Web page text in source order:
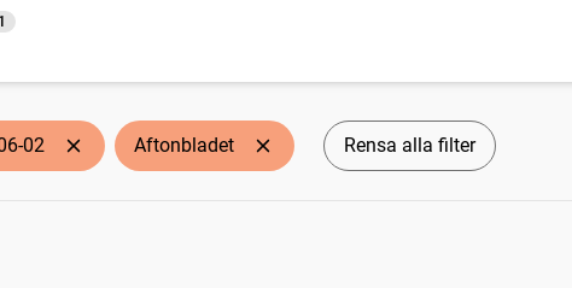
1
02 Aftonbladet Rensa alla filter